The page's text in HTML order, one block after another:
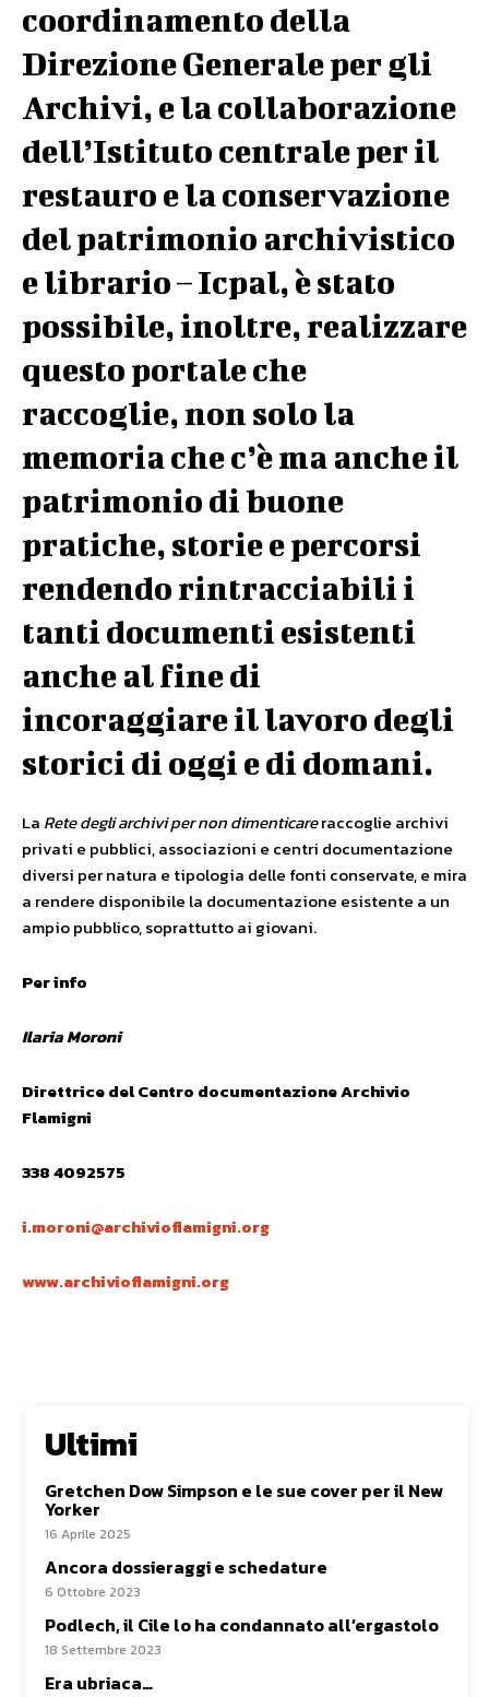
coordinamento della
Direzione Generale per gli
Archivi, e la collaborazione
dell’Istituto centrale per il
restauro e la conservazione
del patrimonio archivistico
e librario – Icpal, è stato
possibile, inoltre, realizzare
questo portale che
raccoglie, non solo la
memoria che c’è ma anche il
patrimonio di buone
pratiche, storie e percorsi
rendendo rintracciabili i
tanti documenti esistenti
anche al fine di
incoraggiare il lavoro degli
storici di oggi e di domani.
La Rete degli archivi per non dimenticareraccoglie archivi
privati e pubblici, associazioni e centri documentazione
diversi per natura e tipologia delle fonti conservate, e mira
a rendere disponibile la documentazione esistente a un
ampio pubblico, soprattutto ai giovani.
Per info
Ilaria Moroni
Direttrice del Centro documentazione Archivio
Flamigni
338 4092575
i.moroni@archivioflamigni.org
www.archivioflamigni.org
Ultimi
Gretchen Dow Simpson e le sue cover per il New
Yorker
16 Aprile 2025
Ancora dossieraggi e schedature
6 Ottobre 2023
Podlech, il Cile lo ha condannato all’ergastolo
18 Settembre 2023
Era ubriaca…